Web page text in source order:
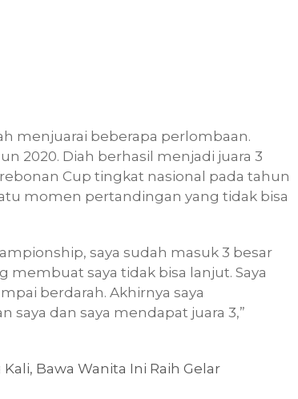
menjuarai beberapa perlombaan.
2020. Diah berhasil menjadi juara 3
Cup tingkat nasional pada tahun
momen pertandingan yang tidak bisa
saya sudah masuk 3 besar
membuat saya tidak bisa lanjut. Saya
berdarah. Akhirnya saya
saya dan saya mendapat juara 3,”
Bawa Wanita Ini Raih Gelar